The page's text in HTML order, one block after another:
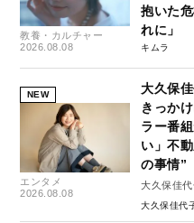
教養・カルチャー
2026.08.08
抱いた
れに」
キムラ
NEW
エンタメ
2026.08.08
大久保
きっか
ラー番
い」不
の事情”
大久保佳
大久保佳代